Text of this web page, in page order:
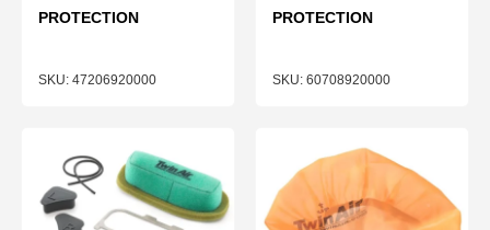
47206920000
PROTECTION
60708920000
PROTECTION